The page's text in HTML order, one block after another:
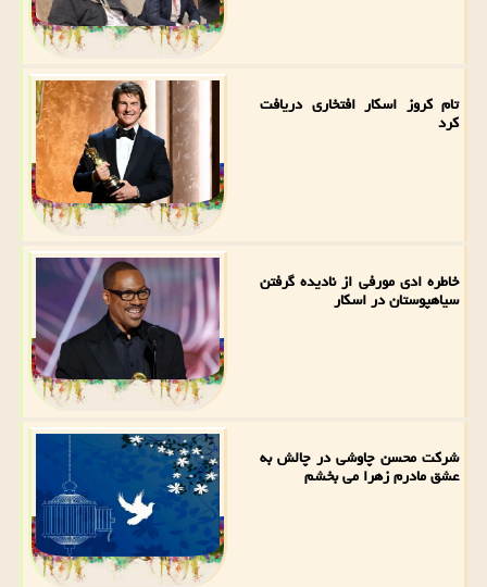
تام کروز اسکار افتخاری دریافت
کرد
خاطره ادی مورفی از نادیده گرفتن
سیاهپوستان در اسکار
شرکت محسن چاوشی در چالش به
عشق مادرم زهرا می بخشم